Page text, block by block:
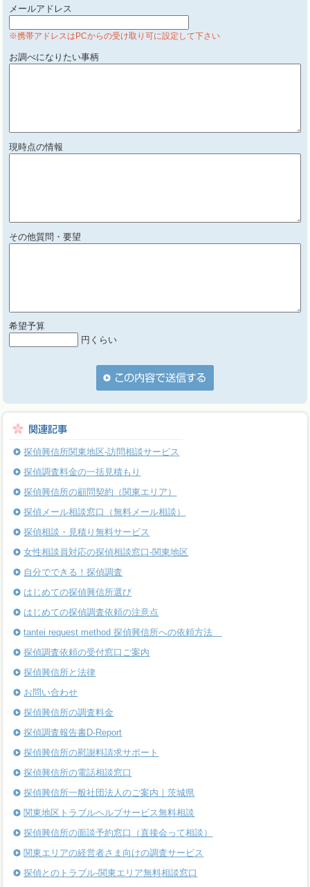
メールアドレス
※携帯アドレスはPCからの受け取り可に設定して下さい
お調べになりたい事柄
現時点の情報
その他質問・要望
希望予算
円くらい
探偵興信所関東地区-訪問相談サービス
探偵調査料金の一括見積もり
探偵興信所の顧問契約（関東エリア）
探偵メール相談窓口（無料メール相談）
探偵相談・見積り無料サービス
女性相談員対応の探偵相談窓口-関東地区
自分でできる！探偵調査
はじめての探偵興信所選び
はじめての探偵調査依頼の注意点
tantei request method 探偵興信所への依頼方法
探偵調査依頼の受付窓口ご案内
探偵興信所と法律
お問い合わせ
探偵興信所の調査料金
探偵調査報告書D-Report
探偵興信所の慰謝料請求サポート
探偵興信所の電話相談窓口
探偵興信所一般社団法人のご案内｜茨城県
関東地区トラブルヘルプサービス無料相談
探偵興信所の面談予約窓口（直接会って相談）
関東エリアの経営者さま向けの調査サービス
探偵とのトラブル-関東エリア無料相談窓口